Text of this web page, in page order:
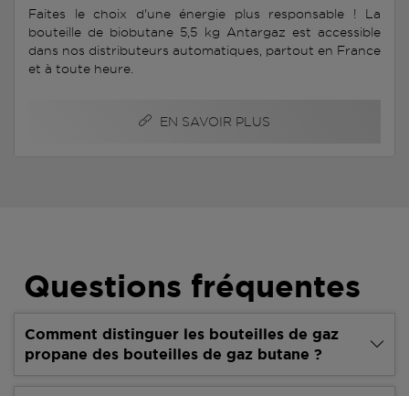
Faites le choix d'une énergie plus responsable ! La
bouteille de biobutane 5,5 kg Antargaz est accessible
dans nos distributeurs automatiques, partout en France
et à toute heure.
EN SAVOIR PLUS
Questions fréquentes
Comment distinguer les bouteilles de gaz
propane des bouteilles de gaz butane ?